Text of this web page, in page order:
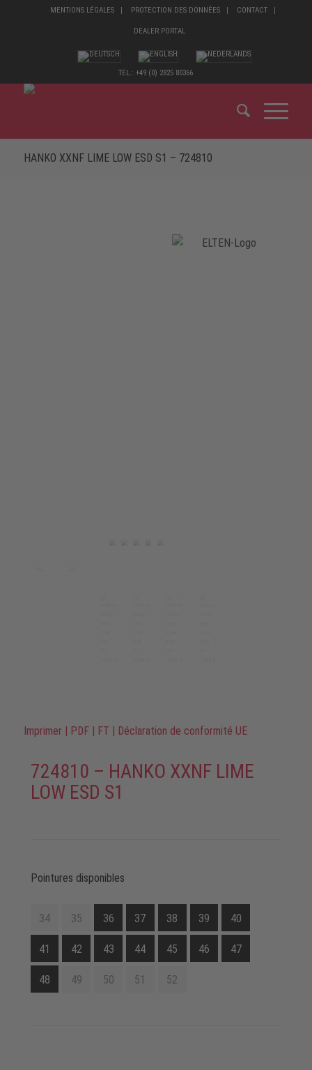
MENTIONS LÉGALES PROTECTION DES DONNÉES CONTACT
DEALER PORTAL
TEL.: +49 (0) 2825 80366
HANKO XXNF LIME LOW ESD S1 – 724810
Imprimer | PDF | FT | Déclaration de conformité UE
724810 – HANKO XXNF LIME
LOW ESD S1
Pointures disponibles
34 35 36 37 38 39 40
41 42 43 44 45 46 47
48 49 50 51 52